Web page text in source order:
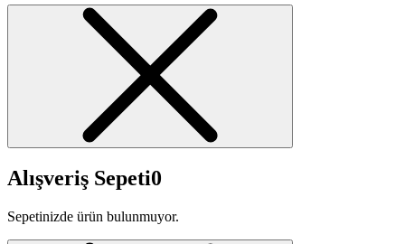
Alışveriş Sepeti0
Sepetinizde ürün bulunmuyor.